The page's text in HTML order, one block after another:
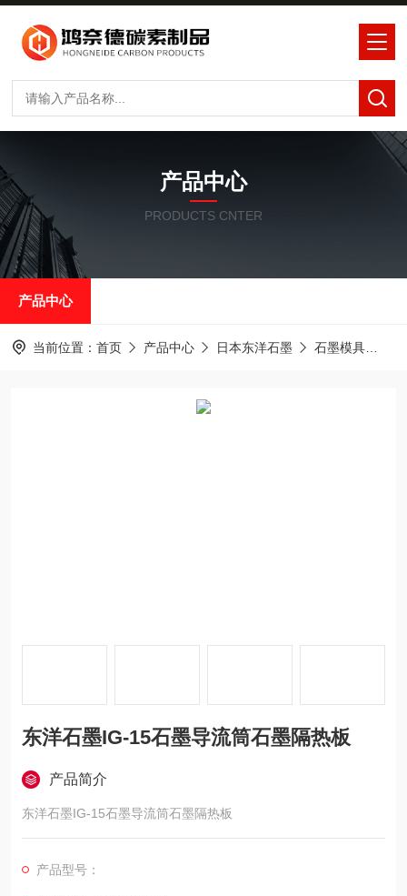
产品中心
PRODUCTS CNTER
产品中心
当前位置： 首页 产品中心 日本东洋石墨 石墨模具
东洋石墨IG-15石墨导流筒石墨隔热板
产品简介
东洋石墨IG-15石墨导流筒石墨隔热板
产品型号：